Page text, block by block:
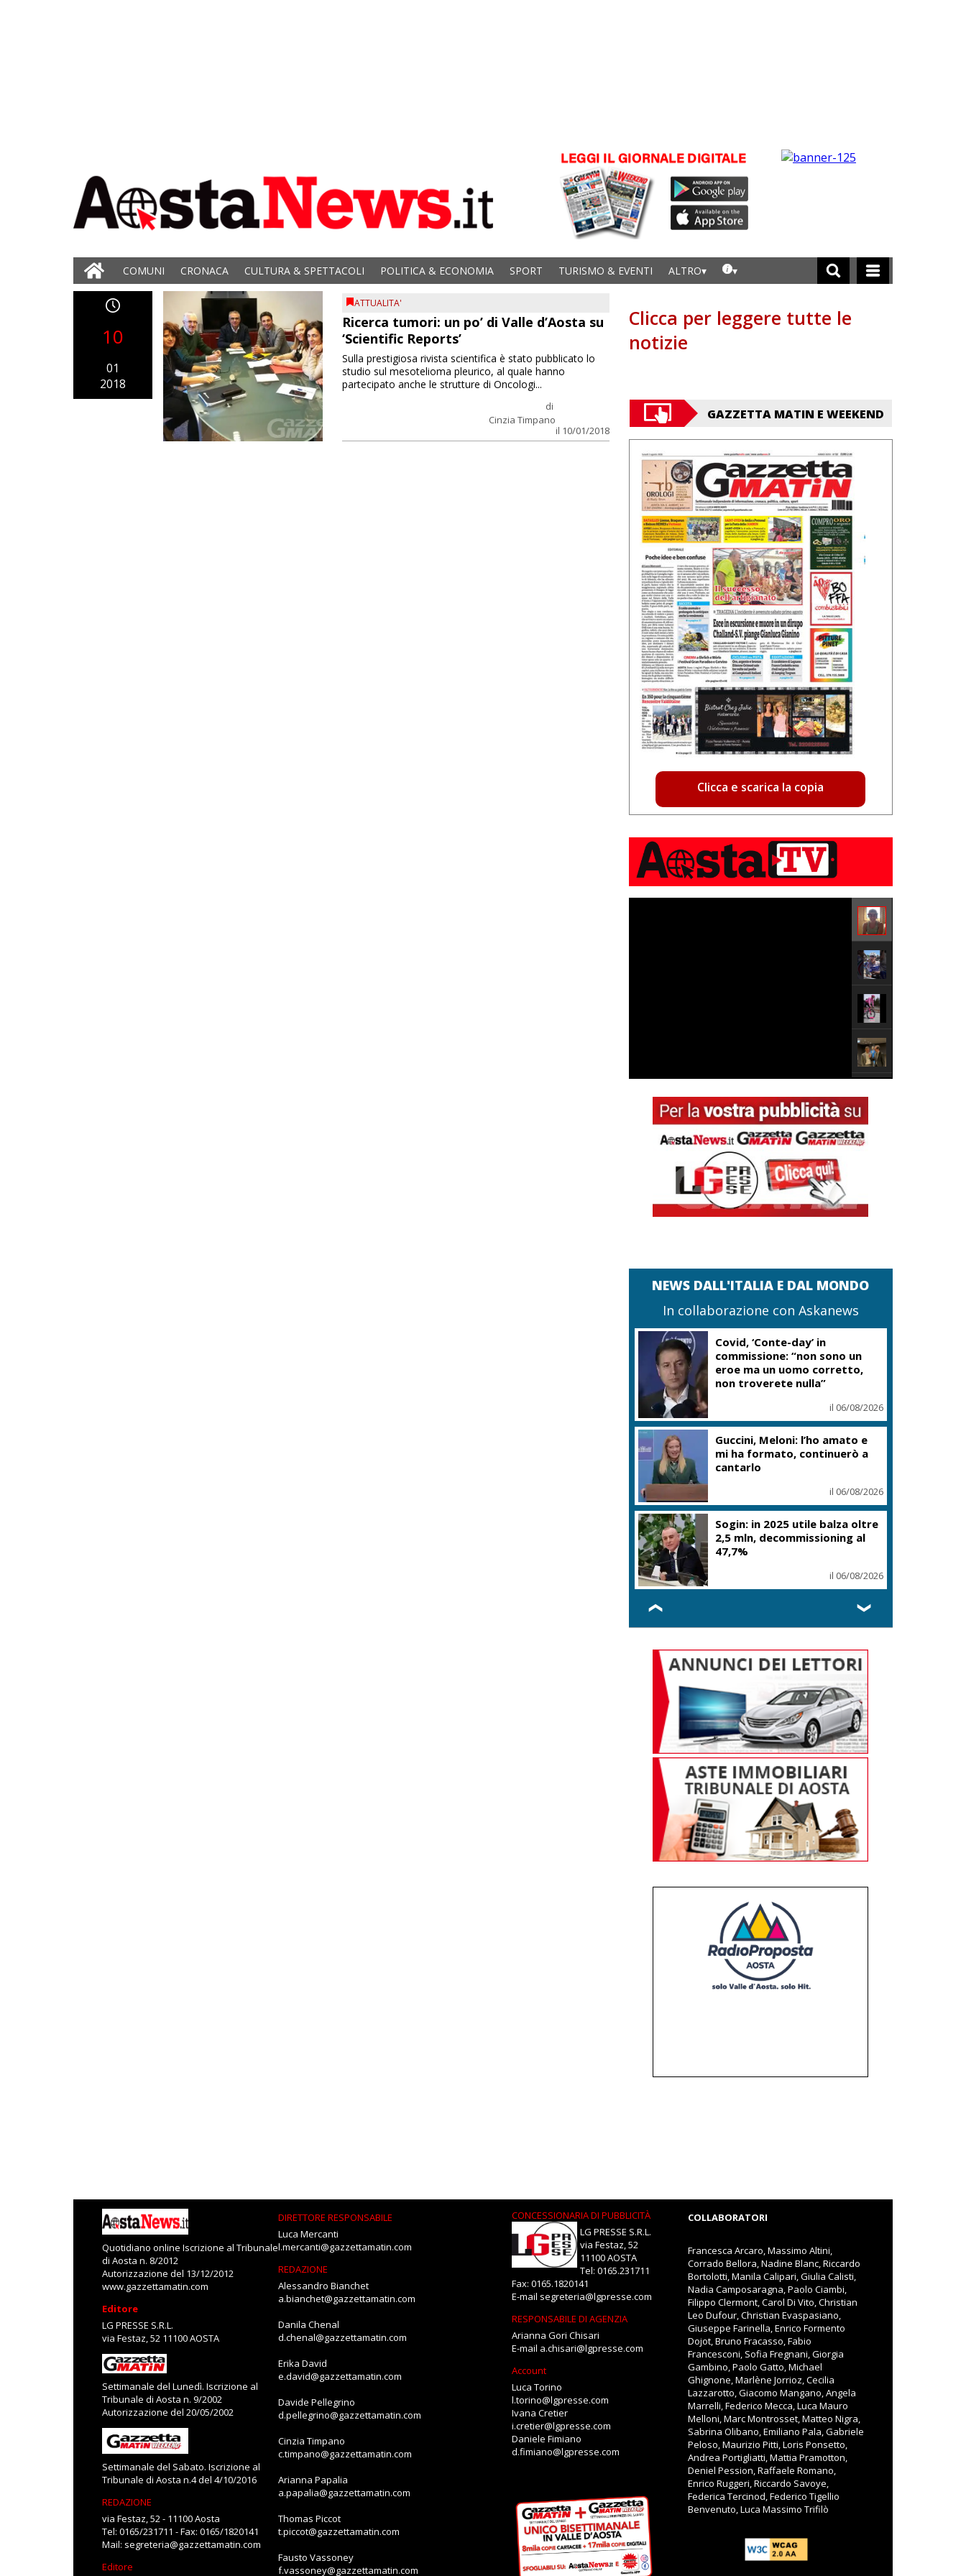
COMUNI CRONACA CULTURA & SPETTACOLI POLITICA & ECONOMIA SPORT TURISMO & EVENTI ALTRO
10
01
2018
ATTUALITA'
Ricerca tumori: un po’ di Valle d’Aosta su
‘Scientific Reports’
di
Cinzia Timpano
il 10/01/2018
Sulla prestigiosa rivista scientifica è stato pubblicato lo
studio sul mesotelioma pleurico, al quale hanno
partecipato anche le strutture di Oncologi...
Clicca per leggere tutte le
notizie
GAZZETTA MATIN E WEEKEND
Clicca e scarica la copia
NEWS DALL'ITALIA E DAL MONDO
In collaborazione con Askanews
Covid, ‘Conte-day’ in
commissione: “non sono un
eroe ma un uomo corretto,
non troverete nulla”
il 06/08/2026
Guccini, Meloni: l’ho amato e
mi ha formato, continuerò a
cantarlo
il 06/08/2026
Sogin: in 2025 utile balza oltre
2,5 mln, decommissioning al
47,7%
il 06/08/2026
❮ ❯
Quotidiano online Iscrizione al Tribunale
di Aosta n. 8/2012
Autorizzazione del 13/12/2012
www.gazzettamatin.com
Editore
LG PRESSE S.R.L.
via Festaz, 52 11100 AOSTA
Settimanale del Lunedì. Iscrizione al
Tribunale di Aosta n. 9/2002
Autorizzazione del 20/05/2002
Settimanale del Sabato. Iscrizione al
Tribunale di Aosta n.4 del 4/10/2016
REDAZIONE
via Festaz, 52 - 11100 Aosta
Tel: 0165/231711 - Fax: 0165/1820141
Mail: segreteria@gazzettamatin.com
Editore
DIRETTORE RESPONSABILE
Luca Mercanti
l.mercanti@gazzettamatin.com
REDAZIONE
Alessandro Bianchet
a.bianchet@gazzettamatin.com
Danila Chenal
d.chenal@gazzettamatin.com
Erika David
e.david@gazzettamatin.com
Davide Pellegrino
d.pellegrino@gazzettamatin.com
Cinzia Timpano
c.timpano@gazzettamatin.com
Arianna Papalia
a.papalia@gazzettamatin.com
Thomas Piccot
t.piccot@gazzettamatin.com
Fausto Vassoney
f.vassoney@gazzettamatin.com
CONCESSIONARIA DI PUBBLICITÀ
LG PRESSE S.R.L.
via Festaz, 52
11100 AOSTA
Tel: 0165.231711
Fax: 0165.1820141
E-mail segreteria@lgpresse.com
RESPONSABILE DI AGENZIA
Arianna Gori Chisari
E-mail a.chisari@lgpresse.com
Account
Luca Torino
l.torino@lgpresse.com
Ivana Cretier
i.cretier@lgpresse.com
Daniele Fimiano
d.fimiano@lgpresse.com
COLLABORATORI
Francesca Arcaro, Massimo Altini,
Corrado Bellora, Nadine Blanc, Riccardo
Bortolotti, Manila Calipari, Giulia Calisti,
Nadia Camposaragna, Paolo Ciambi,
Filippo Clermont, Carol Di Vito, Christian
Leo Dufour, Christian Evaspasiano,
Giuseppe Farinella, Enrico Formento
Dojot, Bruno Fracasso, Fabio
Francesconi, Sofia Fregnani, Giorgia
Gambino, Paolo Gatto, Michael
Ghignone, Marlène Jorrioz, Cecilia
Lazzarotto, Giacomo Mangano, Angela
Marrelli, Federico Mecca, Luca Mauro
Melloni, Marc Montrosset, Matteo Nigra,
Sabrina Olibano, Emiliano Pala, Gabriele
Peloso, Maurizio Pitti, Loris Ponsetto,
Andrea Portigliatti, Mattia Pramotton,
Deniel Pession, Raffaele Romano,
Enrico Ruggeri, Riccardo Savoye,
Federica Tercinod, Federico Tigellio
Benvenuto, Luca Massimo Trifilò